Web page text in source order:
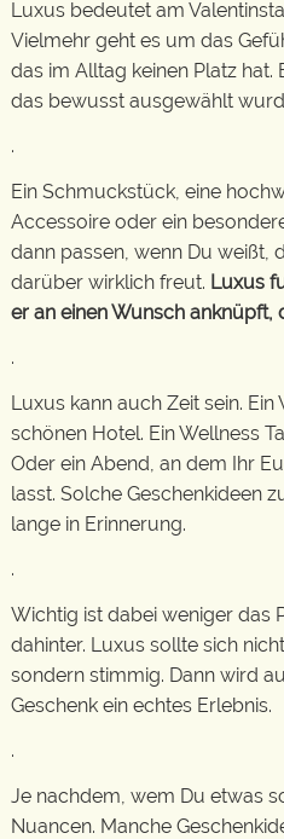
Luxus bedeutet am
Vielmehr geht es um das
das im Alltag keinen Platz hat.
das bewusst ausgewählt
.
Ein Schmuckstück, eine
Accessoire oder ein
dann passen, wenn Du weißt,
darüber wirklich freut. Luxus
er an einen Wunsch anknüpft,
.
Luxus kann auch Zeit sein.
schönen Hotel. Ein Wellness
Oder ein Abend, an dem Ihr
lasst. Solche Geschenkideen
lange in Erinnerung.
.
Wichtig ist dabei weniger das
dahinter. Luxus sollte sich
sondern stimmig. Dann wird
Geschenk ein echtes Erlebnis.
.
Je nachdem, wem Du etwas
Nuancen. Manche